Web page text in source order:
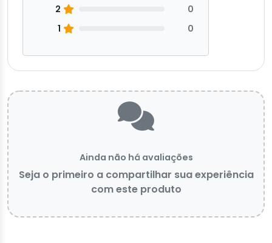
2
0
1
0
Ainda não há avaliações
Seja o primeiro a compartilhar sua experiência
com este produto